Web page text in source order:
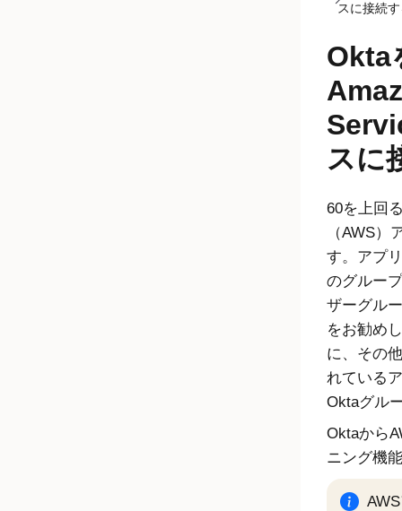
スに接続
Okta
スに
60を上回
（AWS）
す。アプ
のグルー
ザーグル
をお勧め
に、その
れている
Oktaグル
Oktaから
ニング機